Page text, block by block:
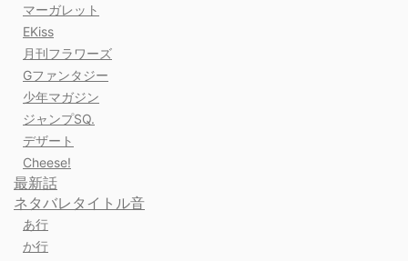
マーガレット
EKiss
月刊フラワーズ
Gファンタジー
少年マガジン
ジャンプSQ.
デザート
Cheese!
最新話
ネタバレタイトル音
あ行
か行